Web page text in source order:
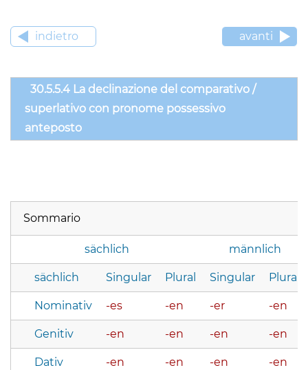
indietro avanti
30.5.5.4 La declinazione del comparativo /
superlativo con pronome possessivo
anteposto
Sommario
sächlich männlich
sächlich Singular Plural Singular Plural
Nominativ -es -en -er -en
Genitiv -en -en -en -en
Dativ -en -en -en -en